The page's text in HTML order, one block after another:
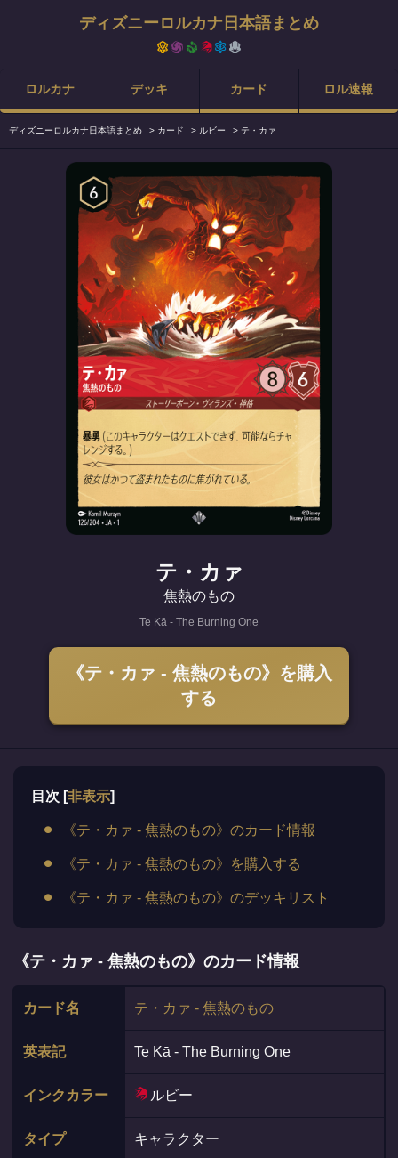
ディズニーロルカナ日本語まとめ
ロルカナ デッキ カード ロル速報
ディズニーロルカナ日本語まとめ > カード > ルビー > テ・カァ
テ・カァ
焦熱のもの
Te Kā - The Burning One
《テ・カァ - 焦熱のもの》を購入
する
目次 [非表示]
《テ・カァ - 焦熱のもの》のカード情報
《テ・カァ - 焦熱のもの》を購入する
《テ・カァ - 焦熱のもの》のデッキリスト
《テ・カァ - 焦熱のもの》のカード情報
カード名 テ・カァ - 焦熱のもの
英表記 Te Kā - The Burning One
インクカラー ルビー
タイプ キャラクター